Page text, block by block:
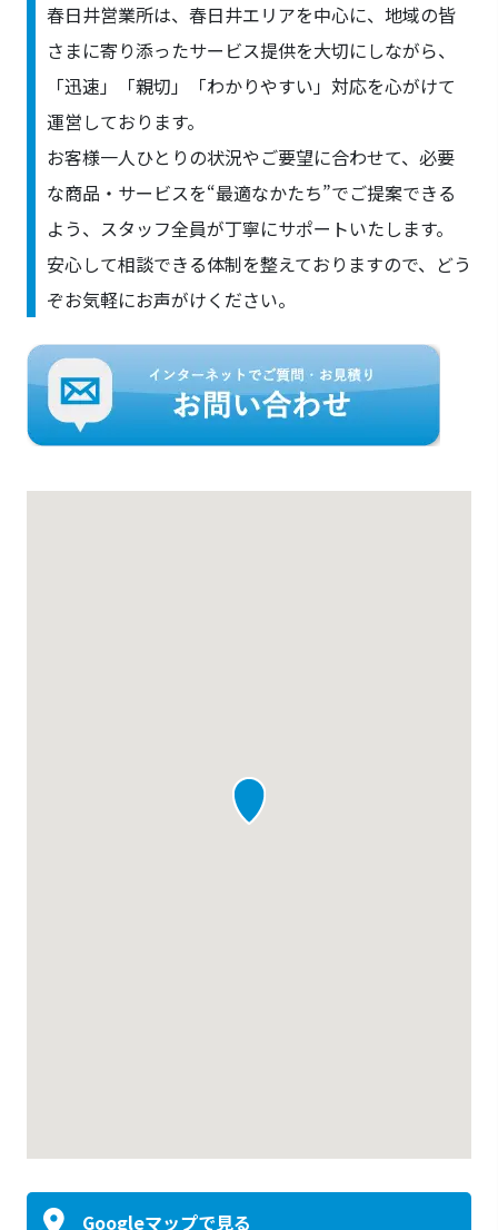
春日井営業所は、春日井エリアを中心に、地域の皆
さまに寄り添ったサービス提供を大切にしながら、
「迅速」「親切」「わかりやすい」対応を心がけて
運営しております。
お客様一人ひとりの状況やご要望に合わせて、必要
な商品・サービスを“最適なかたち”でご提案できる
よう、スタッフ全員が丁寧にサポートいたします。
安心して相談できる体制を整えておりますので、どう
ぞお気軽にお声がけください。
Googleマップで見る